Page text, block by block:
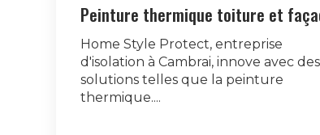
Peinture thermique toiture et
Home Style Protect, entreprise
d'isolation à Cambrai, innove avec des
solutions telles que la peinture
thermique....